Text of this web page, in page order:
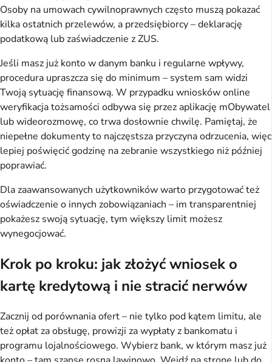
Osoby na umowach cywilnoprawnych często muszą pokazać
kilka ostatnich przelewów, a przedsiębiorcy – deklarację
podatkową lub zaświadczenie z ZUS.
Jeśli masz już konto w danym banku i regularne wpływy,
procedura upraszcza się do minimum – system sam widzi
Twoją sytuację finansową. W przypadku wniosków online
weryfikacja tożsamości odbywa się przez aplikację mObywatel
lub wideorozmowę, co trwa dosłownie chwilę. Pamiętaj, że
niepełne dokumenty to najczęstsza przyczyna odrzucenia, więc
lepiej poświęcić godzinę na zebranie wszystkiego niż później
poprawiać.
Dla zaawansowanych użytkowników warto przygotować też
oświadczenie o innych zobowiązaniach – im transparentniej
pokażesz swoją sytuację, tym większy limit możesz
wynegocjować.
Krok po kroku: jak złożyć wniosek o
kartę kredytową i nie stracić nerwów
Zacznij od porównania ofert – nie tylko pod kątem limitu, ale
też opłat za obsługę, prowizji za wypłaty z bankomatu i
programu lojalnościowego. Wybierz bank, w którym masz już